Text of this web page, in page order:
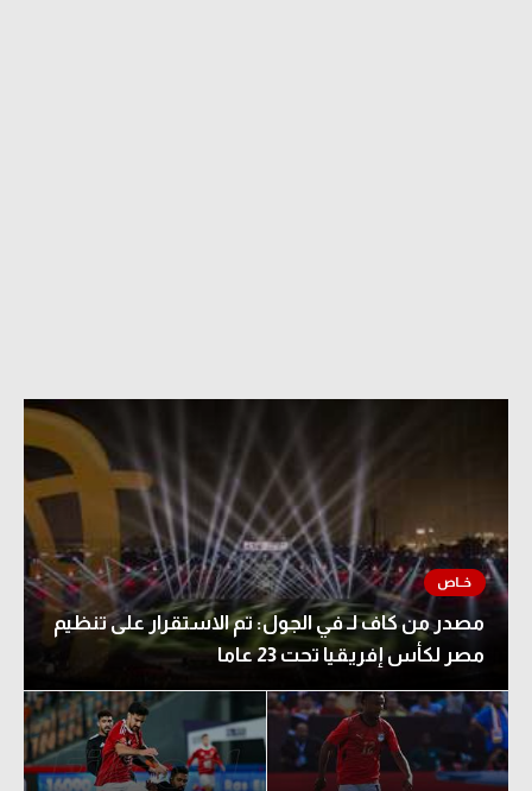
مصدر من كاف لـ في الجول: تم الاستقرار على تنظيم
مصر لكأس إفريقيا تحت 23 عاما